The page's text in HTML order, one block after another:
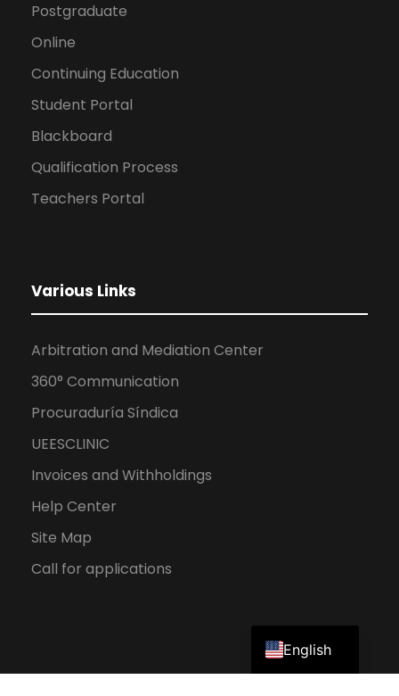
Postgraduate
Online
Continuing Education
Student Portal
Blackboard
Qualification Process
Teachers Portal
Various Links
Arbitration and Mediation Center
360° Communication
Procuraduría Síndica
UEESCLINIC
Invoices and Withholdings
Help Center
Site Map
Call for applications
English